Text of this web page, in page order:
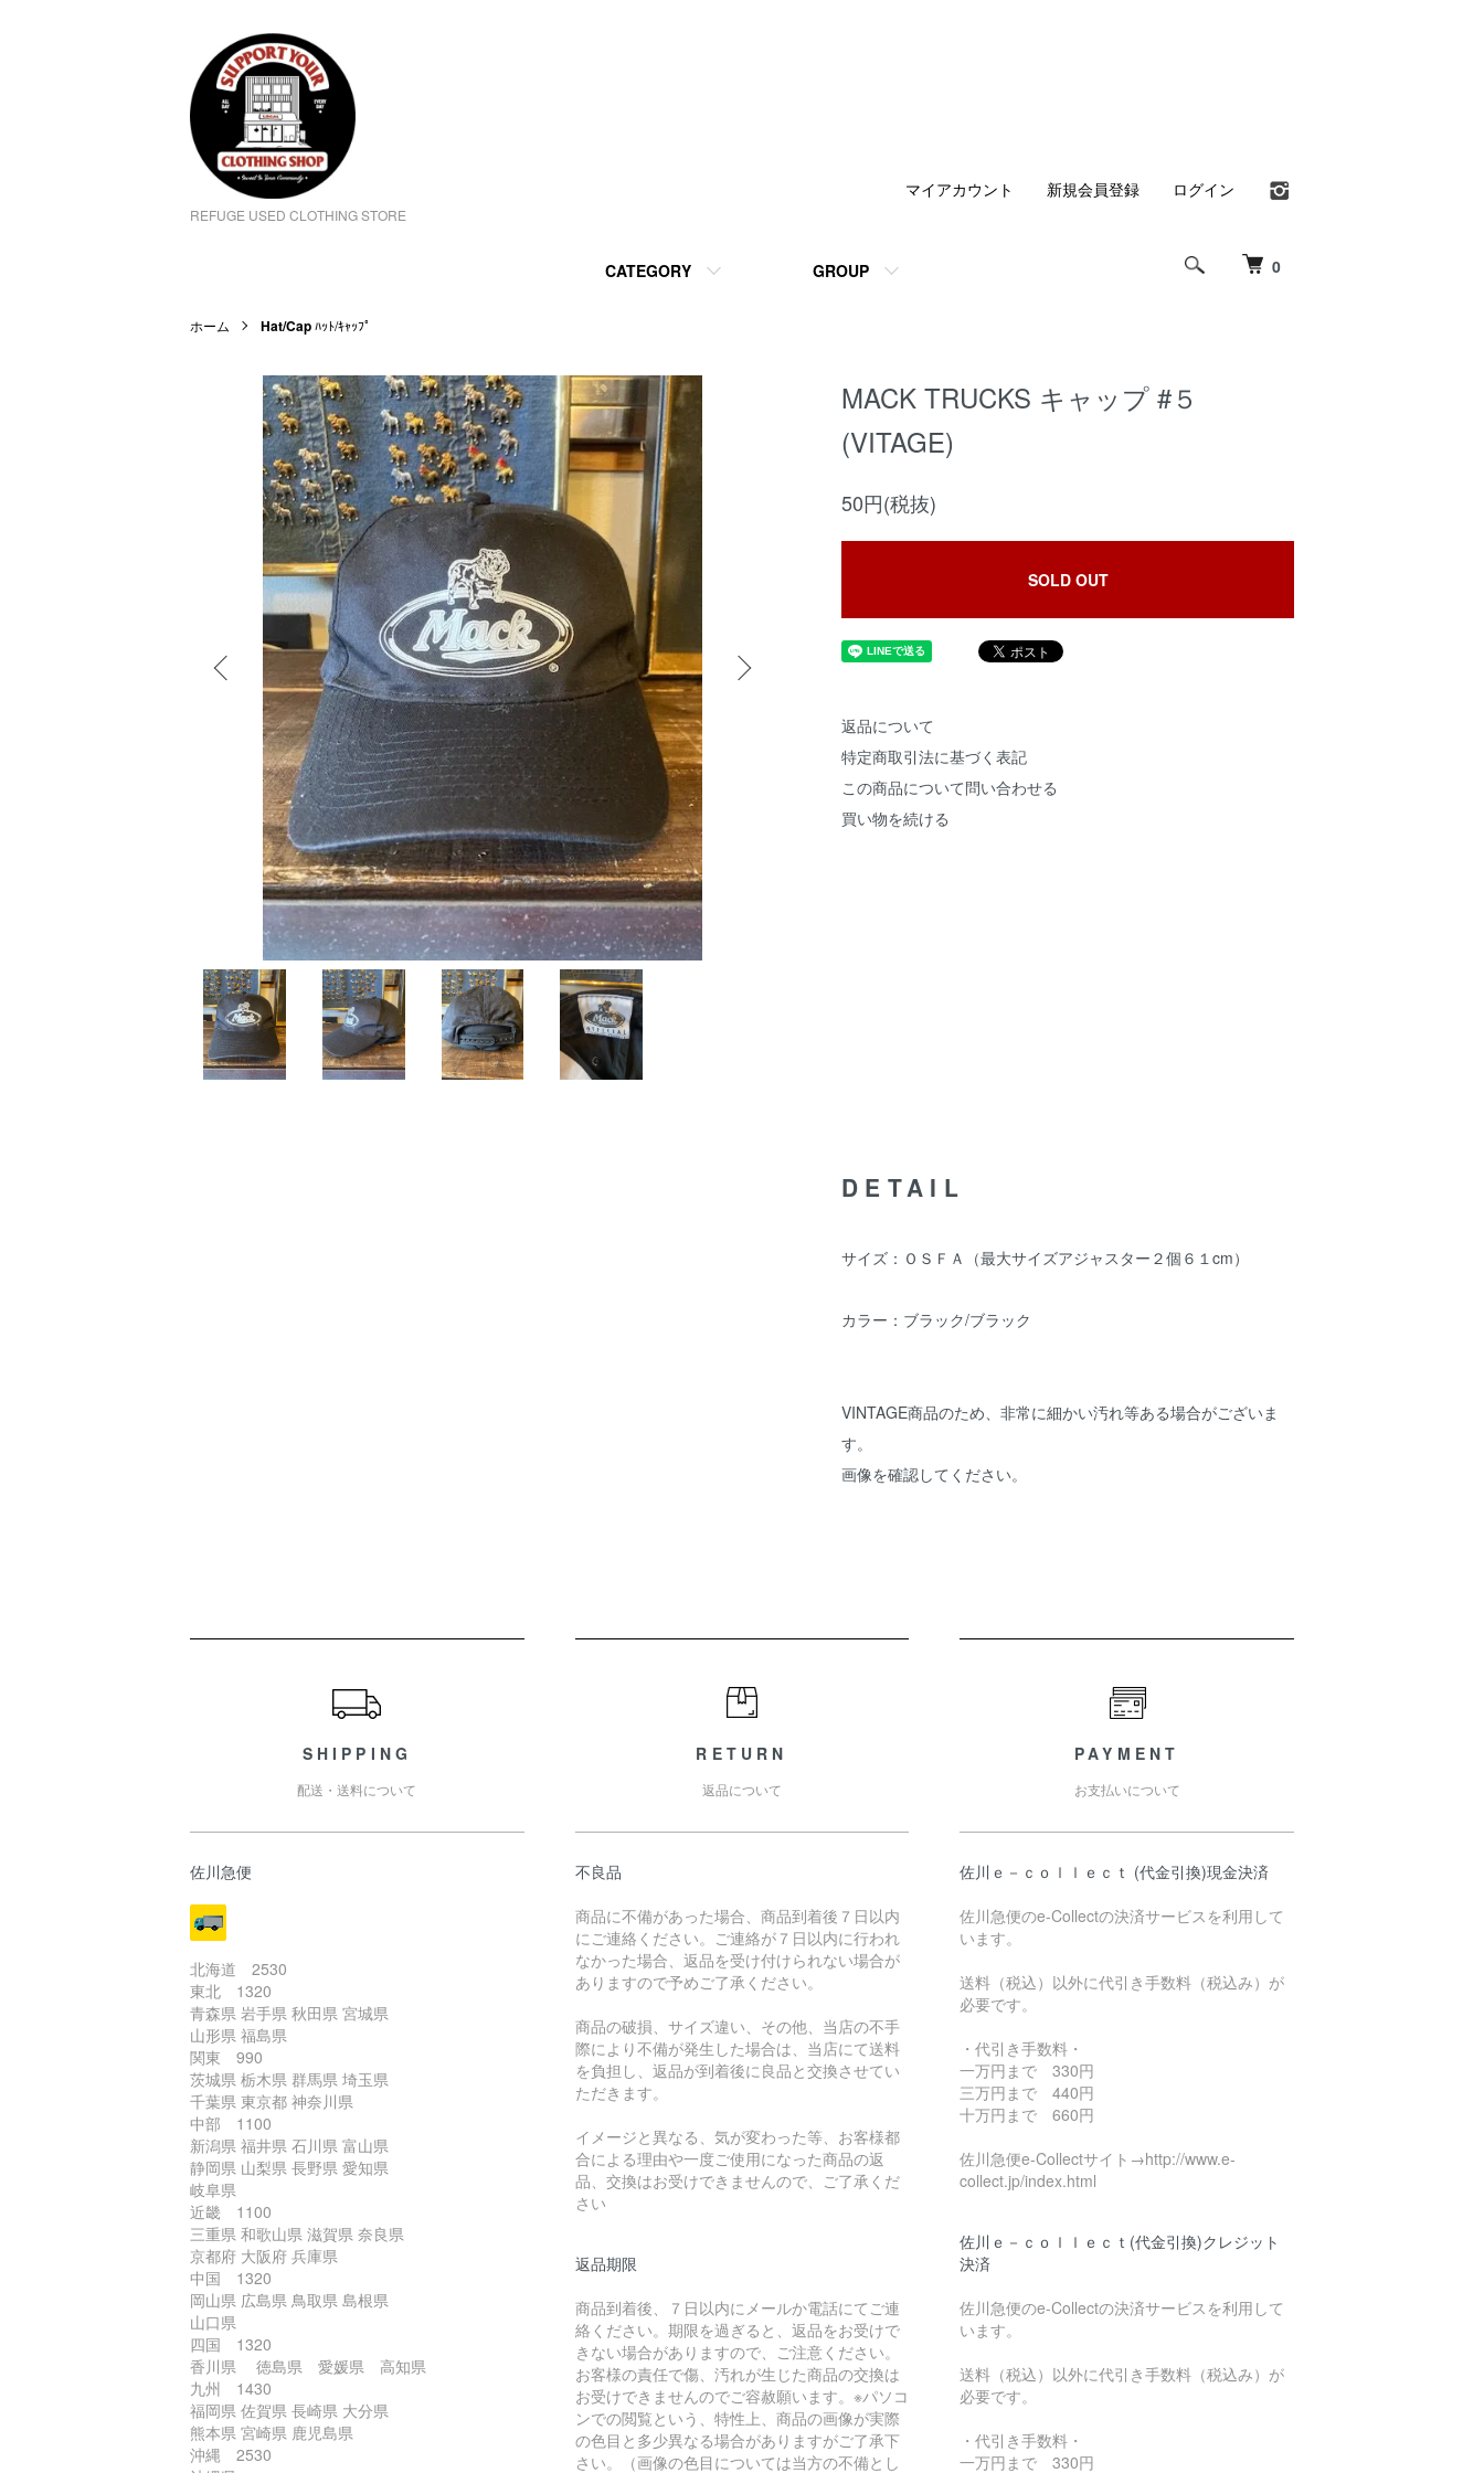
REFUGE USED CLOTHING STORE
0
CATEGORY GROUP
マイアカウント 新規会員登録 ログイン
ホーム Hat/Capﾊｯﾄ/ｷｬｯﾌﾟ
MACK TRUCKS キャップ #５
(VITAGE)
50円(税抜)
SOLD OUT
返品について
特定商取引法に基づく表記
この商品について問い合わせる
買い物を続ける
DETAIL
サイズ：ＯＳＦＡ（最大サイズアジャスター２個６１cm）
カラー：ブラック/ブラック
VINTAGE商品のため、非常に細かい汚れ等ある場合がございま
す。
画像を確認してください。
SHIPPING
配送・送料について
佐川急便
北海道 2530
東北 1320
青森県 岩手県 秋田県 宮城県
山形県 福島県
関東 990
茨城県 栃木県 群馬県 埼玉県
千葉県 東京都 神奈川県
中部 1100
新潟県 福井県 石川県 富山県
静岡県 山梨県 長野県 愛知県
岐阜県
近畿 1100
三重県 和歌山県 滋賀県 奈良県
京都府 大阪府 兵庫県
中国 1320
岡山県 広島県 鳥取県 島根県
山口県
四国 1320
香川県 徳島県 愛媛県 高知県
九州 1430
福岡県 佐賀県 長崎県 大分県
熊本県 宮崎県 鹿児島県
沖縄 2530
RETURN
返品について
不良品
商品に不備があった場合、商品到着後７日以内
にご連絡ください。ご連絡が７日以内に行われ
なかった場合、返品を受け付けられない場合が
ありますので予めご了承ください。
商品の破損、サイズ違い、その他、当店の不手
際により不備が発生した場合は、当店にて送料
を負担し、返品が到着後に良品と交換させてい
ただきます。
イメージと異なる、気が変わった等、お客様都
合による理由や一度ご使用になった商品の返
品、交換はお受けできませんので、ご了承くだ
さい
返品期限
商品到着後、７日以内にメールか電話にてご連
絡ください。期限を過ぎると、返品をお受けで
きない場合がありますので、ご注意ください。
お客様の責任で傷、汚れが生じた商品の交換は
お受けできませんのでご容赦願います。※パソコ
ンでの閲覧という、特性上、商品の画像が実際
の色目と多少異なる場合がありますがご了承下
さい。（画像の色目については当方の不備とし
PAYMENT
お支払いについて
佐川ｅ－ｃｏｌｌｅｃｔ (代金引換)現金決済
佐川急便のe-Collectの決済サービスを利用して
います。
送料（税込）以外に代引き手数料（税込み）が
必要です。
・代引き手数料・
一万円まで 330円
三万円まで 440円
十万円まで 660円
佐川急便e-Collectサイト→http://www.e-
collect.jp/index.html
佐川ｅ－ｃｏｌｌｅｃｔ(代金引換)クレジット
決済
佐川急便のe-Collectの決済サービスを利用して
います。
送料（税込）以外に代引き手数料（税込み）が
必要です。
・代引き手数料・
一万円まで 330円